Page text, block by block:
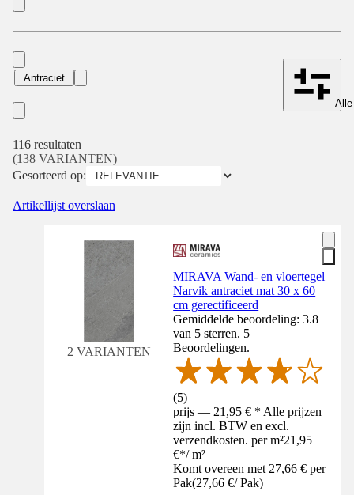
Antraciet
116 resultaten
(138 VARIANTEN)
Gesorteerd op:
Artikellijst overslaan
2 VARIANTEN
MIRAVA Wand- en vloertegel
Narvik antraciet mat 30 x 60
cm gerectificeerd
Gemiddelde beoordeling: 3.8
van 5 sterren. 5
Beoordelingen.
(5)
prijs — 21,95 € * Alle prijzen
zijn incl. BTW en excl.
verzendkosten. per m²21,95
€*/ m²
Komt overeen met 27,66 € per
Pak(27,66 €/ Pak)